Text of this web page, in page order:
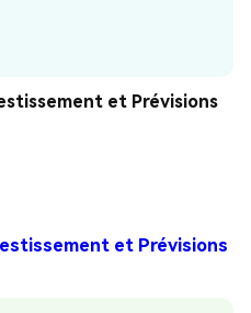
et Prévisions
et Prévisions